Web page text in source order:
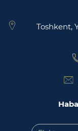
Toshkent,